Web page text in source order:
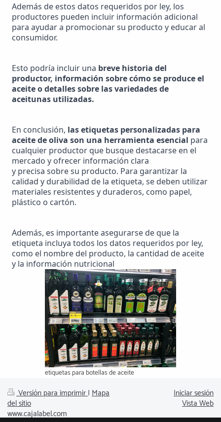
Además de estos datos requeridos por ley, los
productores pueden incluir información adicional
para ayudar a promocionar su producto y educar al
consumidor.
Esto podría incluir una breve historia del
productor, información sobre cómo se produce el
aceite o detalles sobre las variedades de
aceitunas utilizadas.
En conclusión, las etiquetas personalizadas para
aceite de oliva son una herramienta esencial para
cualquier productor que busque destacarse en el
mercado y ofrecer información clara
y precisa sobre su producto. Para garantizar la
calidad y durabilidad de la etiqueta, se deben utilizar
materiales resistentes y duraderos, como papel,
plástico o cartón.
Además, es importante asegurarse de que la
etiqueta incluya todos los datos requeridos por ley,
como el nombre del producto, la cantidad de aceite
y la información nutricional
etiquetas para botellas de aceite
Versión para imprimir| Mapa
del sitio
www.cajalabel.com
Iniciar sesión
Vista Web